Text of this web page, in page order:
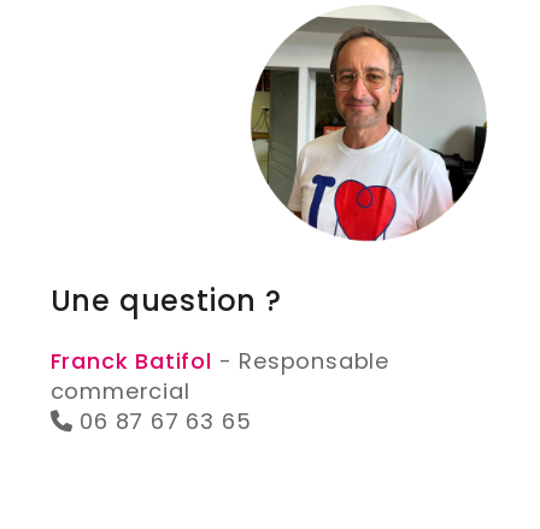
Une question ?
Franck Batifol - Responsable
commercial
06 87 67 63 65